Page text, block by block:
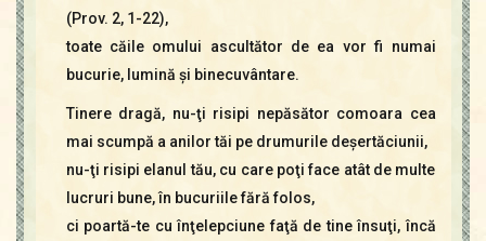
(Prov. 2, 1-22),
toate căile omului ascultător de ea vor fi numai
bucurie, lumină şi binecuvântare.
Tinere dragă, nu-ţi risipi nepăsător comoara cea
mai scumpă a anilor tăi pe drumurile deşertăciunii,
nu-ţi risipi elanul tău, cu care poţi face atât de multe
lucruri bune, în bucuriile fără folos,
ci poartă-te cu înţelepciune faţă de tine însuţi, încă